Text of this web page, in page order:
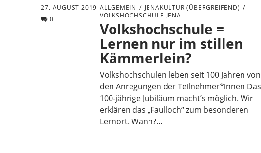
27. AUGUST 2019
0
ALLGEMEIN
JENAKULTUR (ÜBERGREIFEND)
VOLKSHOCHSCHULE JENA
Volkshochschule =
Lernen nur im stillen
Kämmerlein?
Volkshochschulen leben seit 100 Jahren von
den Anregungen der Teilnehmer*innen Das
100-jährige Jubiläum macht’s möglich. Wir
erklären das „Faulloch“ zum besonderen
Lernort. Wann?…